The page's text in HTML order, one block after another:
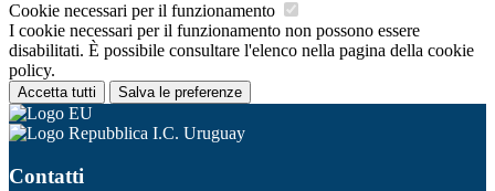
Cookie necessari per il funzionamento
I cookie necessari per il funzionamento non possono essere
disabilitati. È possibile consultare l'elenco nella pagina della cookie
policy.
Accetta tutti Salva le preferenze
I.C. Uruguay
Contatti